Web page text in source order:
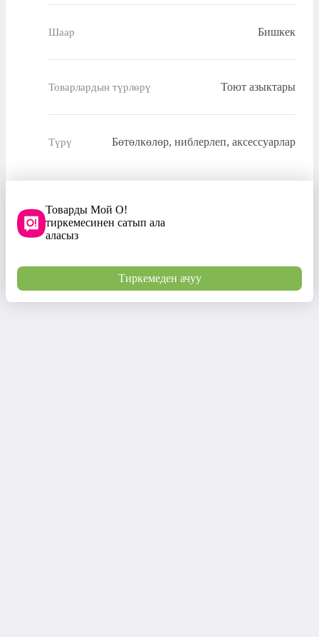
Шаар Бишкек
Товарлардын түрлөрү Тоют азыктары
Түрү Бөтөлкөлөр, ниблерлеп, аксессуарлар
Товарды Мой О!
тиркемесинен сатып ала
аласыз
Тиркемеден ачуу